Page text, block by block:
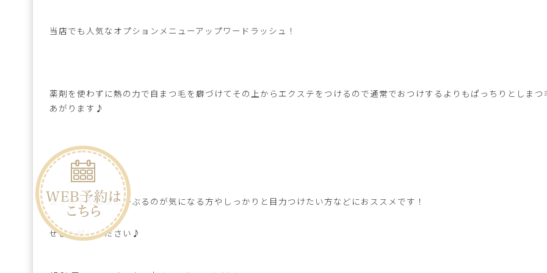
当店でも人気なオプションメニューアップワードラッシュ！
薬剤を使わずに熱の力で自まつ毛を癖づけてその上からエクステをつけるので通常でおつけするよりもぱっちりとしまつ
あがります♪
エクステが眼球にかぶるのが気になる方やしっかりと目力つけたい方などにおススメです！
ぜひお試しください♪